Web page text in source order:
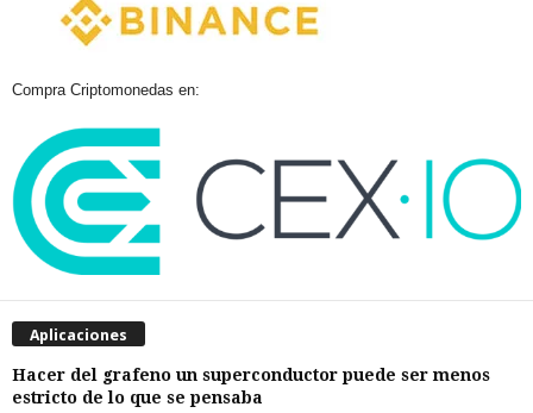
Compra Criptomonedas en:
Aplicaciones
Hacer del grafeno un superconductor puede ser menos
estricto de lo que se pensaba